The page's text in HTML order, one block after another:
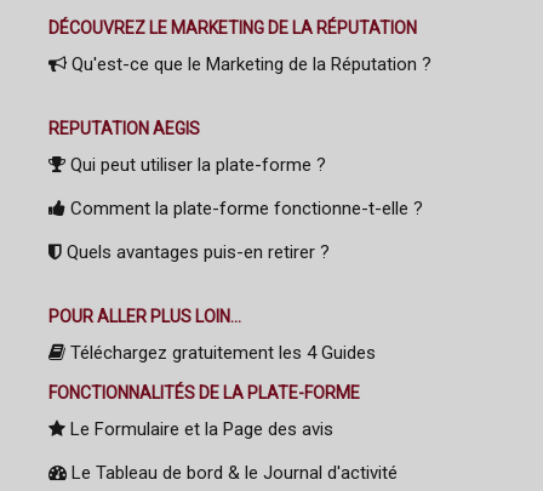
DÉCOUVREZ LE MARKETING DE LA RÉPUTATION
Qu'est-ce que le Marketing de la Réputation ?
REPUTATION AEGIS
Qui peut utiliser la plate-forme ?
Comment la plate-forme fonctionne-t-elle ?
Quels avantages puis-en retirer ?
POUR ALLER PLUS LOIN...
Téléchargez gratuitement les 4 Guides
FONCTIONNALITÉS DE LA PLATE-FORME
Le Formulaire et la Page des avis
Le Tableau de bord & le Journal d'activité